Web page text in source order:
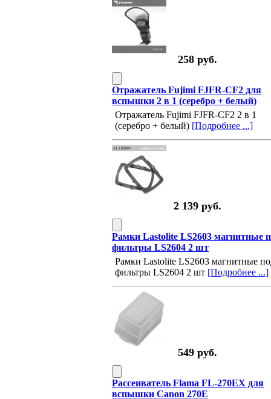
258 руб.
Отражатель Fujimi FJFR-CF2 для
вспышки 2 в 1 (серебро + белый)
Отражатель Fujimi FJFR-CF2 2 в 1
(серебро + белый) [Подробнее ...]
2 139 руб.
Рамки Lastolite LS2603 магнитные
фильтры LS2604 2 шт
Рамки Lastolite LS2603 магнитные
фильтры LS2604 2 шт [Подробнее ...]
549 руб.
Рассеиватель Flama FL-270EX для
вспышки Canon 270E